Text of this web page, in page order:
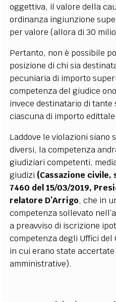
oggettiva, il valore della
ordinanza ingiunzione
per valore (allora di 30
Pertanto, non è possibile
posizione di chi sia
pecuniaria di importo
competenza del giudice
invece destinatario di tante
ciascuna di importo
Laddove le violazioni siano
diversi, la competenza
giudiziari competenti,
giudizi (Cassazione civile,
7460 del 15/03/2019,
relatore D’Arrigo, che in
competenza sollevato
a preavviso di iscrizione
competenza degli Uffici del
in cui erano state
amministrative).